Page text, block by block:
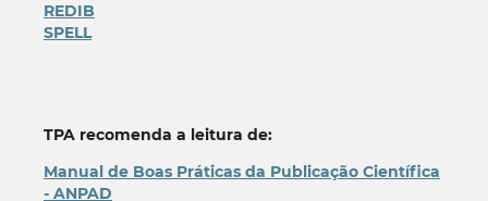
REDIB
SPELL
TPA recomenda a leitura de:
Manual de Boas Práticas da Publicação Científica
- ANPAD